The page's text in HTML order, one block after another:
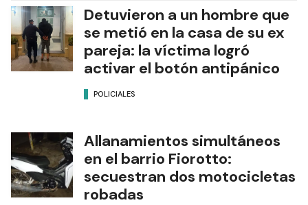
Detuvieron a un hombre que
se metió en la casa de su ex
pareja: la víctima logró
activar el botón antipánico
POLICIALES
Allanamientos simultáneos
en el barrio Fiorotto:
secuestran dos motocicletas
robadas